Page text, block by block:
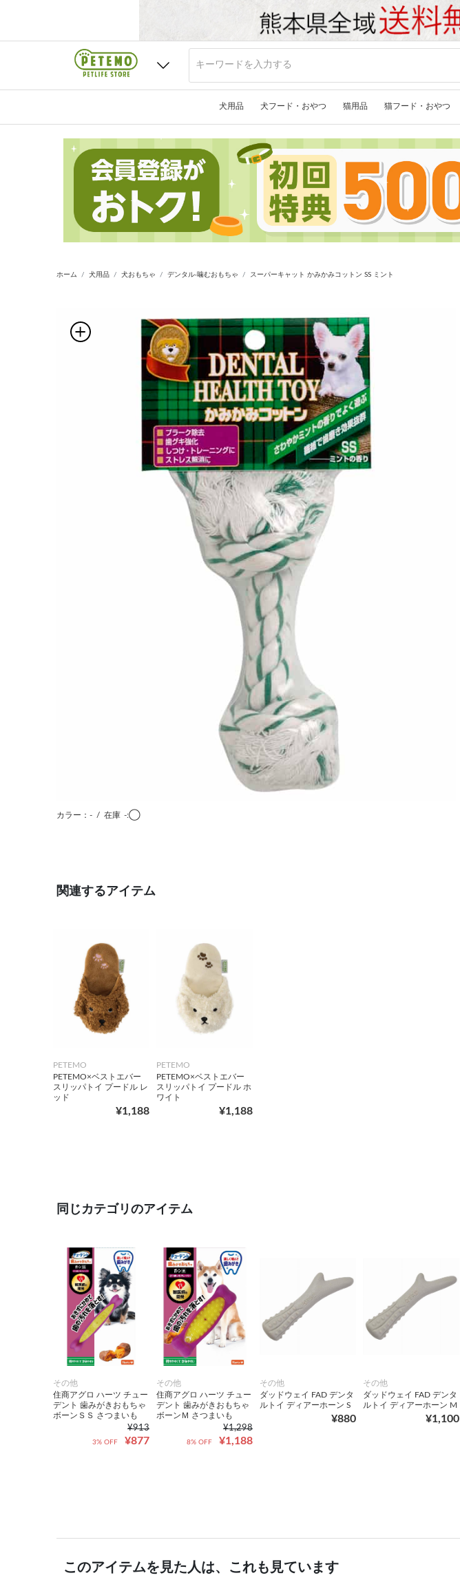
犬用品 犬フード・おやつ 猫用品 猫フード・おやつ
ホーム 犬用品 犬おもちゃ デンタル·噛むおもちゃ スーパーキャット かみかみコットン SS ミント
カラー：- / 在庫 -:◯
関連するアイテム
PETEMO
PETEMO×ベストエバー
スリッパトイ プードル レ
ッド
¥1,188
PETEMO
PETEMO×ベストエバー
スリッパトイ プードル ホ
ワイト
¥1,188
同じカテゴリのアイテム
その他
住商アグロ ハーツ チュー
デント 歯みがきおもちゃ
ボーンＳＳ さつまいも
¥913
¥877
3% OFF
その他
住商アグロ ハーツ チュー
デント 歯みがきおもちゃ
ボーンＭ さつまいも
¥1,298
¥1,188
8% OFF
その他
ダッドウェイ FAD デンタ
ルトイ ディアーホーン S
¥880
その他
ダッドウェイ FAD デンタ
ルトイ ディアーホーン M
¥1,100
このアイテムを見た人は、これも見ています